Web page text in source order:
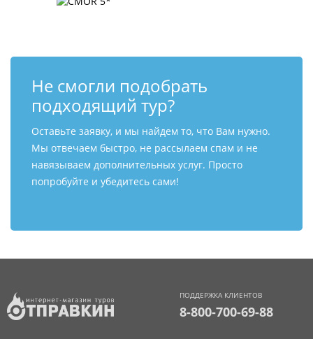
Не смогли подобрать
подходящий тур?
Оставьте заявку, и мы найдем то, что Вам нужно.
Мы отвечаем быстро, не рассылаем спам и не
навязываем дополнительных услуг. Просто
попробуйте и убедитесь сами!
ПОДДЕРЖКА КЛИЕНТОВ
8-800-700-69-88